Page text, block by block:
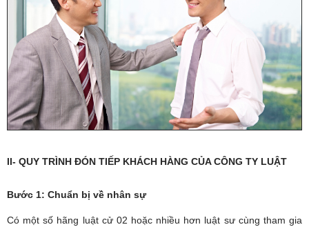
II- QUY TRÌNH ĐÓN TIẾP KHÁCH HÀNG CỦA CÔNG TY LUẬT
Bước 1: Chuẩn bị về nhân sự
Có một số hãng luật cử 02 hoặc nhiều hơn luật sư cùng tham gia